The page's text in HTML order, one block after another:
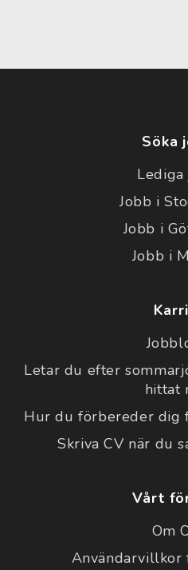
Söka
Jobb i
Jobb i
Jobb i
Letar du efter
hittat
Hur du förbereder dig
Skriva CV när du
Vårt
Om
Användarvillkor